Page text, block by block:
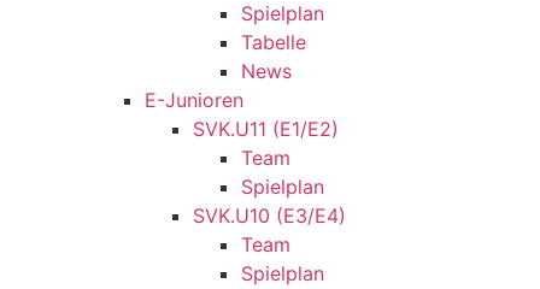
Spielplan
Tabelle
News
E-Junioren
SVK.U11 (E1/E2)
Team
Spielplan
SVK.U10 (E3/E4)
Team
Spielplan